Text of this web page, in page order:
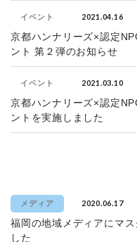
イベント 2021.04.16
京都ハンナリーズ×認定
ント 第２弾のお知らせ
イベント 2021.03.10
京都ハンナリーズ×認定
ントを実施しました
メディア 2020.06.17
福岡の地域メディアにマ
した